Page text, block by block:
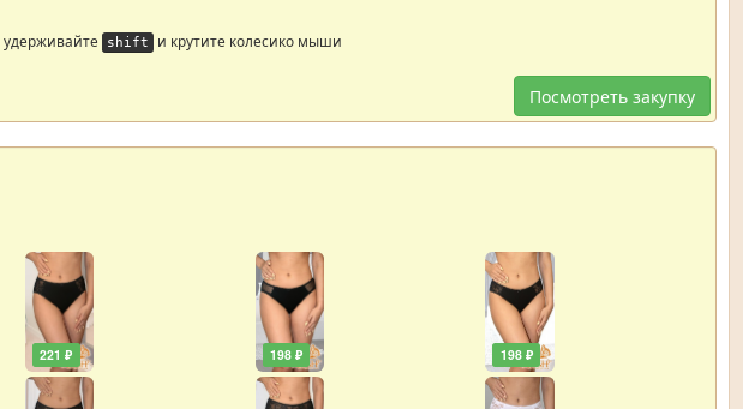
shift и крутите колесико мыши
Посмотреть закупку
221 ₽ 198 ₽ 198 ₽